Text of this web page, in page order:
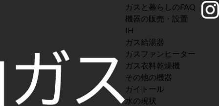
ガスと暮らしのFAQ
機器の販売・設置
IH
ガス給湯器
ガスファンヒーター
ガス衣料乾燥機
その他の機器
ガイトール
水の現状